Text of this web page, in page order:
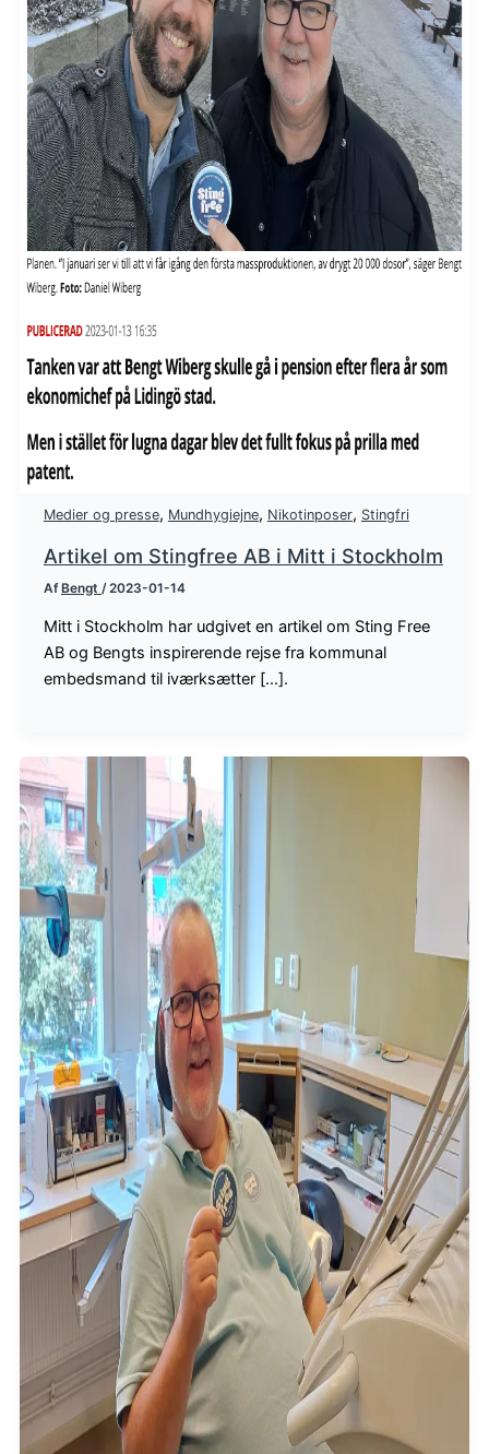
Medier og presse, Mundhygiejne, Nikotinposer, Stingfri
Artikel om Stingfree AB i Mitt i Stockholm
AfBengt /2023-01-14
Mitt i Stockholm har udgivet en artikel om Sting Free
AB og Bengts inspirerende rejse fra kommunal
embedsmand til iværksætter [...].